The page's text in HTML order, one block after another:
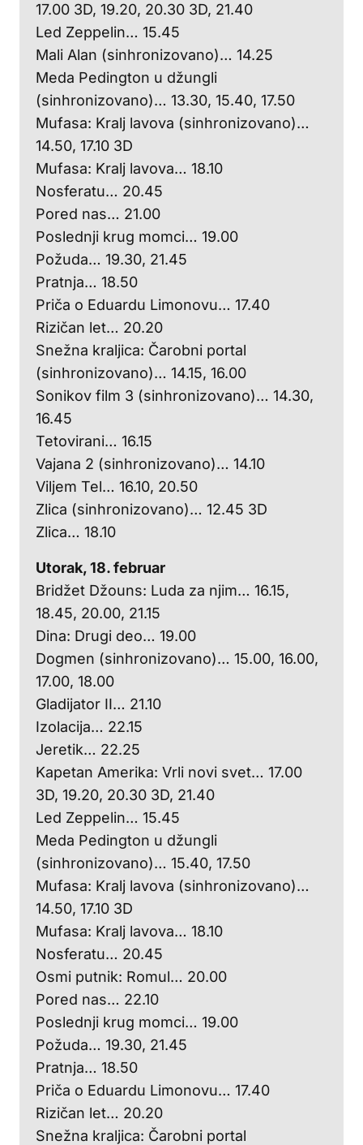
17.00 3D, 19.20, 20.30 3D, 21.40
Led Zeppelin… 15.45
Mali Alan (sinhronizovano)… 14.25
Meda Pedington u džungli
(sinhronizovano)… 13.30, 15.40, 17.50
Mufasa: Kralj lavova (sinhronizovano)…
14.50, 17.10 3D
Mufasa: Kralj lavova… 18.10
Nosferatu… 20.45
Pored nas… 21.00
Poslednji krug momci… 19.00
Požuda… 19.30, 21.45
Pratnja… 18.50
Priča o Eduardu Limonovu… 17.40
Rizičan let… 20.20
Snežna kraljica: Čarobni portal
(sinhronizovano)… 14.15, 16.00
Sonikov film 3 (sinhronizovano)… 14.30,
16.45
Tetovirani… 16.15
Vajana 2 (sinhronizovano)… 14.10
Viljem Tel… 16.10, 20.50
Zlica (sinhronizovano)… 12.45 3D
Zlica… 18.10
Utorak, 18. februar
Bridžet Džouns: Luda za njim… 16.15,
18.45, 20.00, 21.15
Dina: Drugi deo… 19.00
Dogmen (sinhronizovano)… 15.00, 16.00,
17.00, 18.00
Gladijator II… 21.10
Izolacija… 22.15
Jeretik… 22.25
Kapetan Amerika: Vrli novi svet… 17.00
3D, 19.20, 20.30 3D, 21.40
Led Zeppelin… 15.45
Meda Pedington u džungli
(sinhronizovano)… 15.40, 17.50
Mufasa: Kralj lavova (sinhronizovano)…
14.50, 17.10 3D
Mufasa: Kralj lavova… 18.10
Nosferatu… 20.45
Osmi putnik: Romul… 20.00
Pored nas… 22.10
Poslednji krug momci… 19.00
Požuda… 19.30, 21.45
Pratnja… 18.50
Priča o Eduardu Limonovu… 17.40
Rizičan let… 20.20
Snežna kraljica: Čarobni portal